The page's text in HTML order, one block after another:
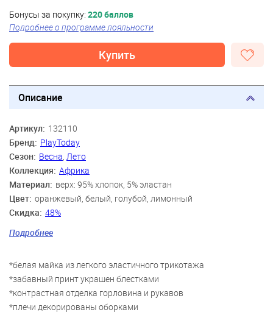
Бонусы за покупку: 220 баллов
Подробнее о программе лояльности
Купить
Описание
Артикул: 132110
Бренд: PlayToday
Сезон: Весна, Лето
Коллекция: Африка
Материал: верх: 95% хлопок, 5% эластан
Цвет: оранжевый, белый, голубой, лимонный
Скидка: 48%
Девочки
Возраст: 3 года, 4 года, 5 лет, 6 лет, 7 лет, 8 лет
Подробнее
*белая майка из легкого эластичного трикотажа
*забавный принт украшен блестками
*контрастная отделка горловина и рукавов
*плечи декорированы оборками